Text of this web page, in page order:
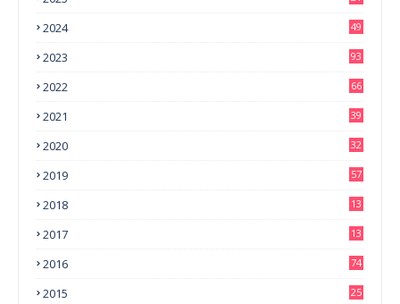
2024 49
2023 93
2022 66
2021 39
2020 32
2019 57
2018
13
2017
13
2016 74
2015 25